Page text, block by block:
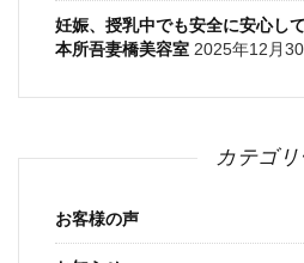
妊娠、授乳中でも安全に安心し
本所吾妻橋美容室 2025年12月
カテゴ
お客様の声